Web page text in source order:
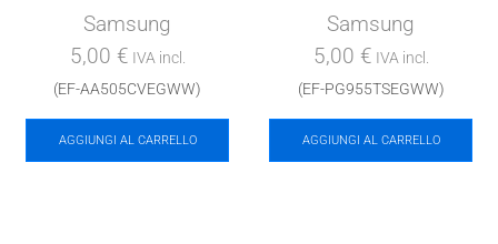
Samsung
5,00 € IVA incl.
(EF-AA505CVEGWW)
AGGIUNGI AL CARRELLO
Samsung
5,00 € IVA incl.
(EF-PG955TSEGWW)
AGGIUNGI AL CARRELLO